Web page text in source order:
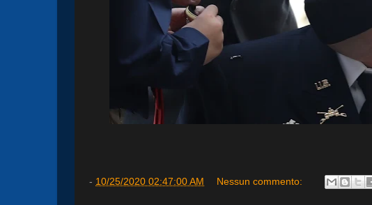
- 10/25/2020 02:47:00 AM Nessun commento: